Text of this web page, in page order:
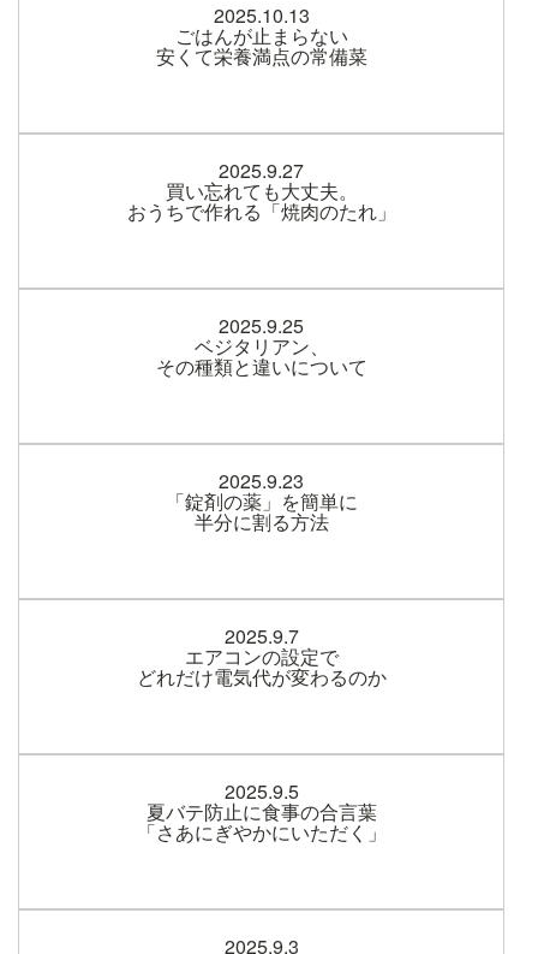
2025.10.13
ごはんが止まらない
安くて栄養満点の常備菜
2025.9.27
買い忘れても大丈夫。
おうちで作れる「焼肉のたれ」
2025.9.25
ベジタリアン、
その種類と違いについて
2025.9.23
「錠剤の薬」を簡単に
半分に割る方法
2025.9.7
エアコンの設定で
どれだけ電気代が変わるのか
2025.9.5
夏バテ防止に食事の合言葉
「さあにぎやかにいただく」
2025.9.3